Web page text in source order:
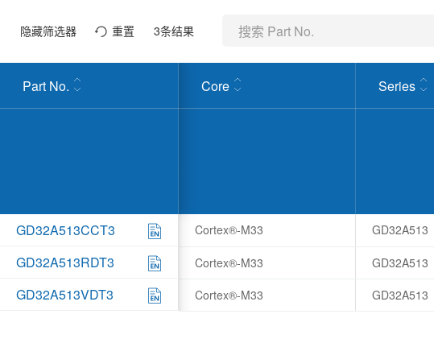
隐藏筛选器 重置 3条结果
Part No. Core Series
GD32A513CCT3 Cortex®-M33 GD32A513
GD32A513RDT3 Cortex®-M33 GD32A513
GD32A513VDT3 Cortex®-M33 GD32A513